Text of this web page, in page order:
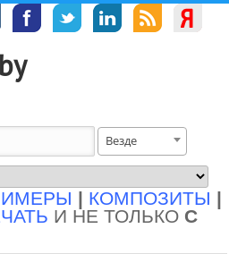
Везде
| КОМПОЗИТЫ |
И НЕ ТОЛЬКО С